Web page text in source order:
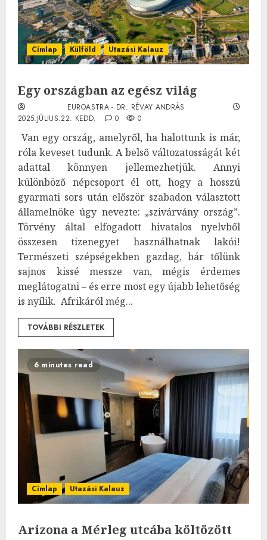
Címlap Külföld Utazási Kalauz
Egy országban az egész világ
EUROASTRA - DR. RÉVAY ANDRÁS
2025.JÚLIUS.22. KEDD.
0 0
Van egy ország, amelyről, ha halottunk is már,
róla keveset tudunk. A belső változatosságát két
adattal könnyen jellemezhetjük. Annyi
különböző népcsoport él ott, hogy a hosszú
gyarmati sors után először szabadon választott
államelnöke úgy nevezte: „szivárvány ország”.
Törvény által elfogadott hivatalos nyelvből
összesen tizenegyet használhatnak lakói!
Természeti szépségekben gazdag, bár tőlünk
sajnos kissé messze van, mégis érdemes
meglátogatni – és erre most egy újabb lehetőség
is nyílik. Afrikáról még...
TOVÁBBI RÉSZLETEK
6 minutes read
Címlap Utazási Kalauz
Arizona a Mérleg utcába költözött